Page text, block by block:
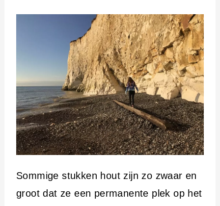
Sommige stukken hout zijn zo zwaar en
groot dat ze een permanente plek op het